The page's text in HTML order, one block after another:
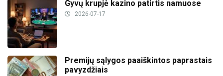
Gyvų krupjė kazino patirtis namuose
2026-07-17
Premijų sąlygos paaiškintos paprastais
pavyzdžiais